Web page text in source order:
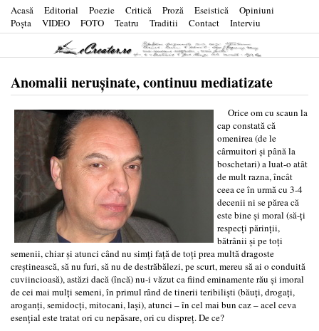
Acasă Editorial Poezie Critică Proză Eseistică
Opiniuni
Poşta
VIDEO FOTO Teatru Traditii Contact Interviu
Anomalii nerușinate, continuu mediatizate
Orice om cu scaun la
cap constată că
omenirea (de le
cârmuitori și până la
boschetari) a luat-o atât
de mult razna, încât
ceea ce în urmă cu 3-4
decenii ni se părea că
este bine și moral (să-ți
respecți părinții,
bătrânii și pe toți
semenii, chiar și atunci când nu simți față de toți prea multă dragoste
creștinească, să nu furi, să nu de destrăbălezi, pe scurt, mereu să ai o conduită
cuviincioasă), astăzi dacă (încă) nu-i văzut ca fiind eminamente rău și imoral
de cei mai mulți semeni, în primul rând de tinerii teribiliști (băuți, drogați,
aroganți, semidocți, mitocani, lași), atunci – în cel mai bun caz – acel ceva
esențial este tratat ori cu nepăsare, ori cu dispreț. De ce?